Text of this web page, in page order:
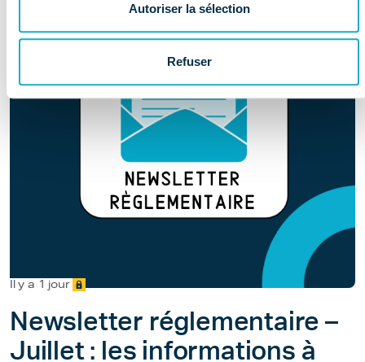
Autoriser la sélection
Refuser
Il y a 1 jour
Newsletter réglementaire –
Juillet : les informations à